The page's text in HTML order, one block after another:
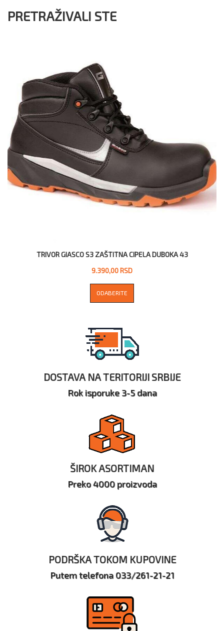
PRETRAŽIVALI STE
TRIVOR GIASCO S3 ZAŠTITNA CIPELA DUBOKA 43
9.390,00 RSD
ODABERITE
DOSTAVA NA TERITORIJI SRBIJE
Rok isporuke 3-5 dana
ŠIROK ASORTIMAN
Preko 4000 proizvoda
PODRŠKA TOKOM KUPOVINE
Putem telefona 033/261-21-21